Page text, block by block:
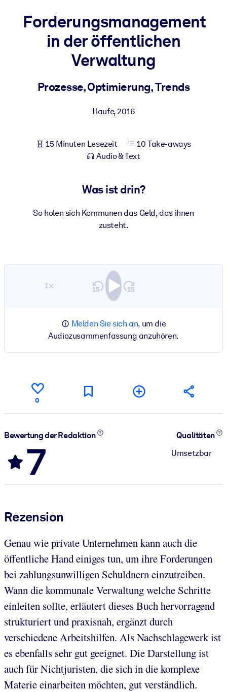
Bauen Sie eine gesunde und resiliente Belegschaft auf.
Integrieren Sie kompaktes, verifiziertes Wissen in Ihr LMS/LXP für
Für Unternehmensbibliotheken
vertrauenswürdigem, praxisnahem Business-Wissen.
Ihrer KI-Systeme zu optimieren.
Forderungsmanagement
in der öffentlichen
Verwaltung
Prozesse, Optimierung, Trends
Haufe,2016
15 Minuten Lesezeit
10 Take-aways
Audio & Text
Was ist drin?
So holen sich Kommunen das Geld, das ihnen
zusteht.
1×
Melden Sie sich an,um die
Audiozusammenfassung anzuhören.
0
Bewertung der Redaktion
7
Qualitäten
Umsetzbar
Rezension
Genau wie private Unternehmen kann auch die
öffentliche Hand einiges tun, um ihre Forderungen
bei zahlungsunwilligen Schuldnern einzutreiben.
Wann die kommunale Verwaltung welche Schritte
einleiten sollte, erläutert dieses Buch hervorragend
strukturiert und praxisnah, ergänzt durch
verschiedene Arbeitshilfen. Als Nachschlagewerk ist
es ebenfalls sehr gut geeignet. Die Darstellung ist
auch für Nichtjuristen, die sich in die komplexe
Materie einarbeiten möchten, gut verständlich.